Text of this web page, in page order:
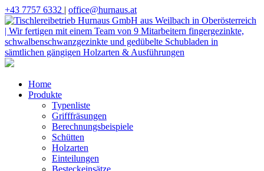
+43 7757 6332 | office@hurnaus.at
Home
Produkte
Typenliste
Grifffräsungen
Berechnungsbeispiele
Schütten
Holzarten
Einteilungen
Besteckeinsätze